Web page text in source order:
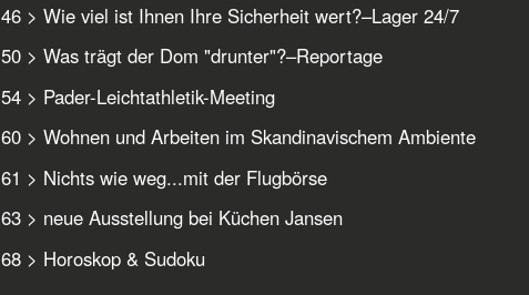
46 > Wie viel ist Ihnen Ihre Sicherheit wert?–Lager 24/7
50 > Was trägt der Dom "drunter"?–Reportage
54 > Pader-Leichtathletik-Meeting
60 > Wohnen und Arbeiten im Skandinavischem Ambiente
61 > Nichts wie weg...mit der Flugbörse
63 > neue Ausstellung bei Küchen Jansen
68 > Horoskop & Sudoku